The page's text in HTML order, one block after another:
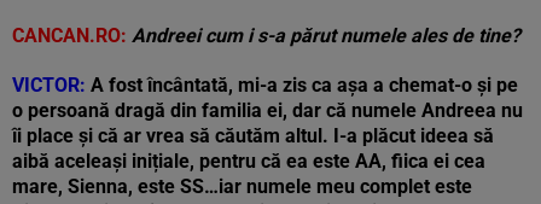
CANCAN.RO: Andreei cum i s-a părut numele ales de tine?
VICTOR: A fost încântată, mi-a zis ca așa a chemat-o și pe
o persoană dragă din familia ei, dar că numele Andreea nu
îi place și că ar vrea să căutăm altul. I-a plăcut ideea să
aibă aceleași inițiale, pentru că ea este AA, fiica ei cea
mare, Sienna, este SS…iar numele meu complet este